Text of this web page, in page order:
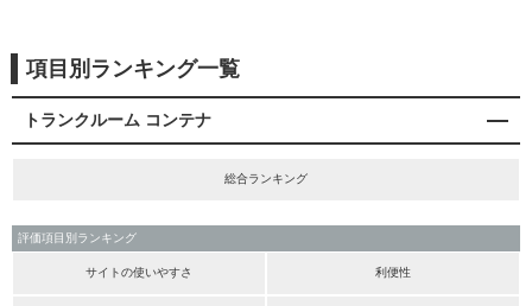
項目別ランキング一覧
トランクルーム コンテナ
総合ランキング
評価項目別ランキング
サイトの使いやすさ 利便性